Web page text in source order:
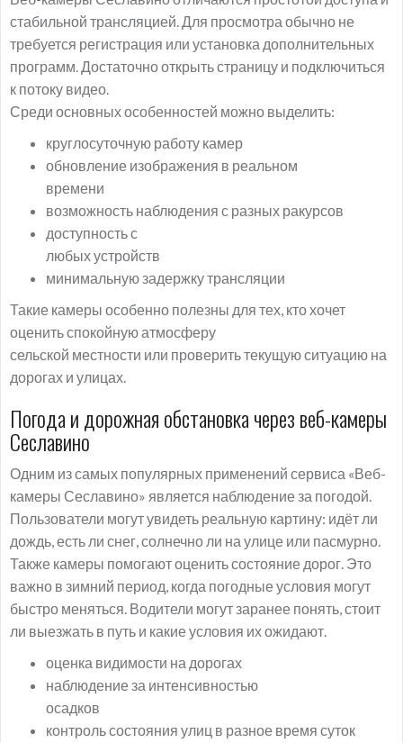
стабильной трансляцией. Для просмотра обычно не
требуется регистрация или установка дополнительных
программ. Достаточно открыть страницу и подключиться
к потоку видео.
Среди основных особенностей можно выделить:
круглосуточную работу камер
обновление изображения в реальном
времени
возможность наблюдения с разных ракурсов
доступность с
любых устройств
минимальную задержку трансляции
Такие камеры особенно полезны для тех, кто хочет
оценить спокойную атмосферу
сельской местности или проверить текущую ситуацию на
дорогах и улицах.
Погода и дорожная обстановка через веб-камеры
Сеславино
Одним из самых популярных применений сервиса «Веб-
камеры Сеславино» является наблюдение за погодой.
Пользователи могут увидеть реальную картину: идёт ли
дождь, есть ли снег, солнечно ли на улице или пасмурно.
Также камеры помогают оценить состояние дорог. Это
важно в зимний период, когда погодные условия могут
быстро меняться. Водители могут заранее понять, стоит
ли выезжать в путь и какие условия их ожидают.
оценка видимости на дорогах
наблюдение за интенсивностью
осадков
контроль состояния улиц в разное время суток